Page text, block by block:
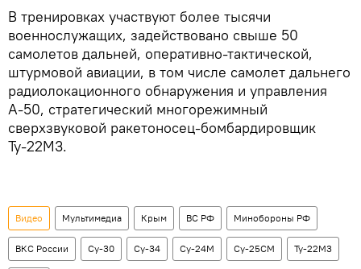
В тренировках участвуют более тысячи
военнослужащих, задействовано свыше 50
самолетов дальней, оперативно-тактической,
штурмовой авиации, в том числе самолет дальнего
радиолокационного обнаружения и управления
А-50, стратегический многорежимный
сверхзвуковой ракетоносец-бомбардировщик
Ту-22М3.
Видео Мультимедиа Крым ВС РФ Минобороны РФ
ВКС России Су-30 Су-34 Су-24М Су-25СМ Ту-22М3